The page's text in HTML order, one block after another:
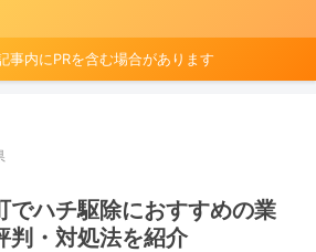
事内にPRを含む場合があります
でハチ駆除におすすめの業
判・対処法を紹介